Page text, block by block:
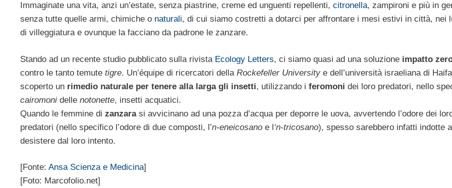
Immaginate una vita, anzi un’estate, senza piastrine, creme ed unguenti repellenti, citronella, zampironi e più in
senza tutte quelle armi, chimiche o naturali, di cui siamo costretti a dotarci per affrontare i mesi estivi in città, nei
di villeggiatura e ovunque la facciano da padrone le zanzare.
Stando ad un recente studio pubblicato sulla rivista Ecology Letters, ci siamo quasi ad una soluzione impatto
contro le tanto temute tigre. Un’équipe di ricercatori della Rockefeller University e dell’università israeliana di
scoperto un rimedio naturale per tenere alla larga gli insetti, utilizzando i feromoni dei loro predatori, nello
cairomoni delle notonette, insetti acquatici.
Quando le femmine di zanzarasi avvicinano ad una pozza d’acqua per deporre le uova, avvertendo l’odore dei
predatori (nello specifico l’odore di due composti, l’n-eneicosano e l‘n-tricosano), spesso sarebbero infatti indotte a
desistere dal loro intento.
[Fonte: Ansa Scienza e Medicina]
[Foto: Marcofolio.net]